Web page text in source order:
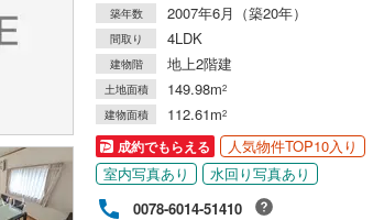
築年数 2007年6月（築20年）
間取り 4LDK
建物階 地上2階建
土地面積 149.98m2
建物面積 112.61m2
成約でもらえる
人気物件TOP10入り
室内写真あり
水回り写真あり
0078-6014-51410